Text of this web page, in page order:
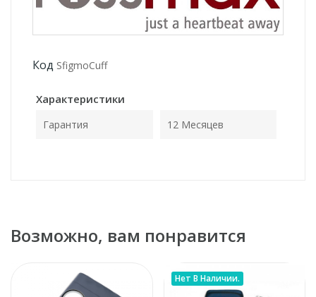
Код SfigmoCuff
Характеристики
Гарантия 12 Месяцев
Возможно, вам понравится
Нет В Наличии.